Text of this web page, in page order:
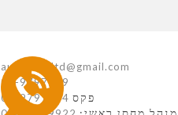
autentikaltd@gmail.com
08-9797169
08-9797554 פקס